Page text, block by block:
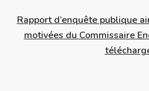
Rapport d’enquête publique
motivées du Commissaire